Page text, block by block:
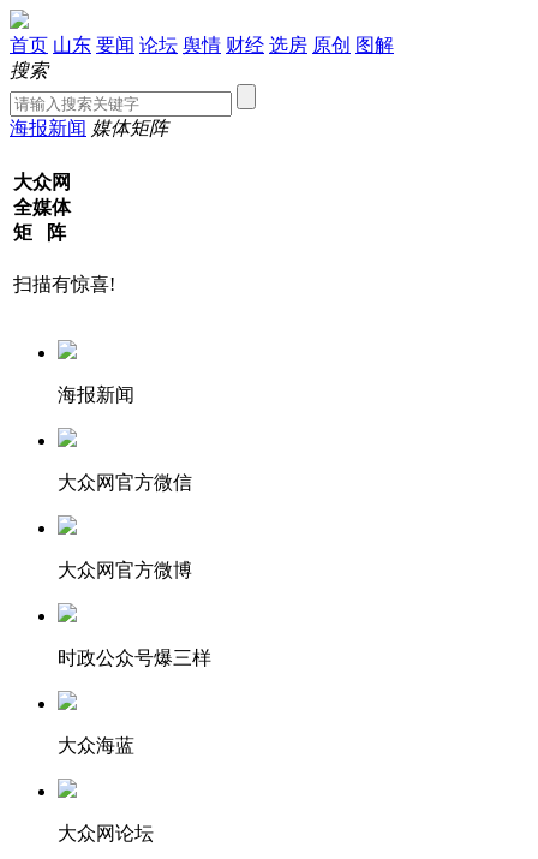
首页 山东 要闻 论坛 舆情 财经 选房 原创 图解
搜索
海报新闻 媒体矩阵
大众网
全媒体
矩 阵
扫描有惊喜!
海报新闻
大众网官方微信
大众网官方微博
时政公众号爆三样
大众海蓝
大众网论坛